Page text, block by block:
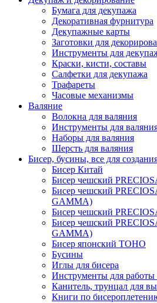
Бумага для декупажа
Декоративная фурнитура
Декупажные карты
Заготовки для
Инструменты для
Краски, кисти, составы
Салфетки для декупажа
Трафареты
Часовые механизмы
Валяние
Волокна для валяния
Инструменты для
Наборы для валяния
Шерсть для валяния
Бисер, бусины, все для
Бисер Китай
Бисер чешский
Бисер чешский
GAMMA)
Бисер чешский
Бисер чешский
GAMMA)
Бисер японский TOHO
Бусины
Иглы для бисера
Инструменты для
Канитель, трунцал для
Книги по